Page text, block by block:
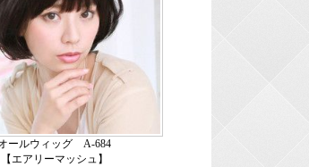
ールウィッグ A-684
【エアリーマッシュ】